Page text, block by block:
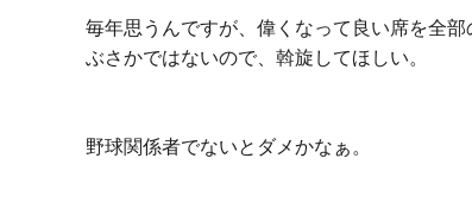
毎年思うんですが、偉くなって良い席を全
ぶさかではないので、斡旋してほしい。
野球関係者でないとダメかなぁ。